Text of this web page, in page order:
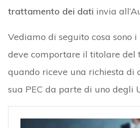
trattamento dei dati invia
Vediamo di seguito cosa sono
deve comportare il titolare del
quando riceve una richiesta di
sua PEC da parte di uno degli